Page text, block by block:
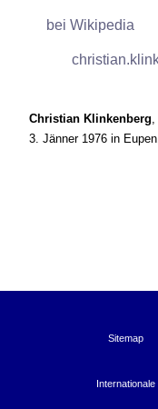
bei Wikipedia
christian
Christian Klinkenberg
3. Jänner 1976in
Sitemap